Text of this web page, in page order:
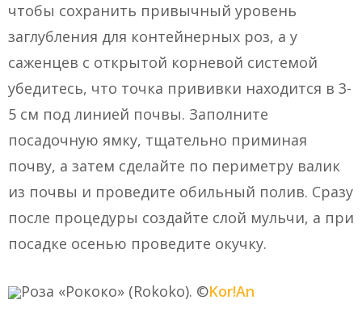
чтобы сохранить привычный уровень
заглубления для контейнерных роз, а у
саженцев с открытой корневой системой
убедитесь, что точка прививки находится в 3-
5 см под линией почвы. Заполните
посадочную ямку, тщательно приминая
почву, а затем сделайте по периметру валик
из почвы и проведите обильный полив. Сразу
после процедуры создайте слой мульчи, а при
посадке осенью проведите окучку.
Роза «Рококо» (Rokoko). ©Kor!An